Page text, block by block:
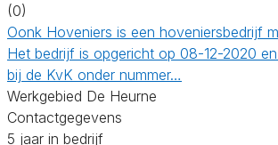
(0)
Oonk Hoveniers is een hoveniersbedrijf
Het bedrijf is opgericht op 08-12-2020
bij de KvK onder nummer…
Werkgebied De Heurne
Contactgegevens
5 jaar in bedrijf